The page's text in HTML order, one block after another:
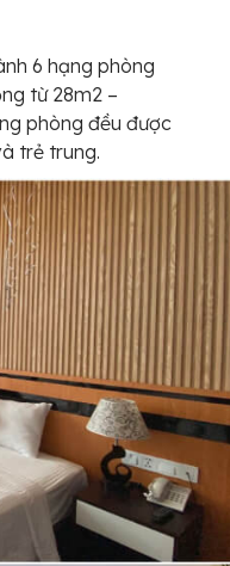
6 hạng phòng
từ 28m2 –
phòng đều được
trẻ trung.